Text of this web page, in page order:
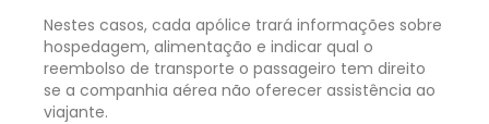
Nestes casos, cada apólice trará informações sobre
hospedagem, alimentação e indicar qual o
reembolso de transporte o passageiro tem direito
se a companhia aérea não oferecer assistência ao
viajante.